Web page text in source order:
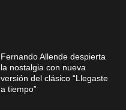
Fernando Allende despierta
la nostalgia con nueva
versión del clásico “Llegaste
a tiempo”